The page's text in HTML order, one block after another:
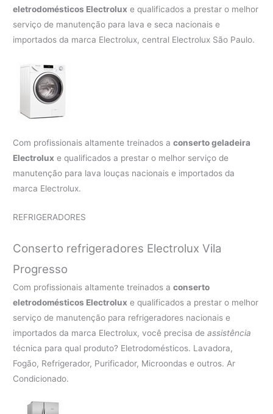
eletrodomésticos Electrolux e qualificados a prestar o melhor
serviço de manutenção para lava e seca nacionais e
importados da marca Electrolux, central Electrolux São Paulo.
Com profissionais altamente treinados aconserto geladeira
Electrolux e qualificados a prestar o melhor serviço de
manutenção para lava louças nacionais e importados da
marca Electrolux.
REFRIGERADORES
Conserto refrigeradores Electrolux Vila
Progresso
Com profissionais altamente treinados aconserto
eletrodomésticos Electrolux e qualificados a prestar o melhor
serviço de manutenção para refrigeradores nacionais e
importados da marca Electrolux, você precisa deassistência
técnica para qual produto? Eletrodomésticos. Lavadora,
Fogão, Refrigerador, Purificador, Microondas e outros. Ar
Condicionado.